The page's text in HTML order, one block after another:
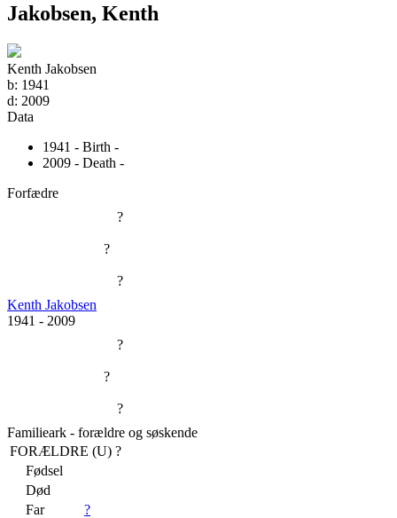
Jakobsen, Kenth
Kenth Jakobsen
b: 1941
d: 2009
Data
1941 - Birth -
2009 - Death -
Forfædre
?
?
?
Kenth Jakobsen
1941 - 2009
?
?
?
Familieark - forældre og søskende
FORÆLDRE (U) ?
Fødsel
Død
Far
?